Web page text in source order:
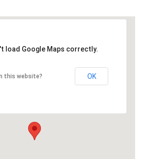
load Google Maps correctly.
this website? OK